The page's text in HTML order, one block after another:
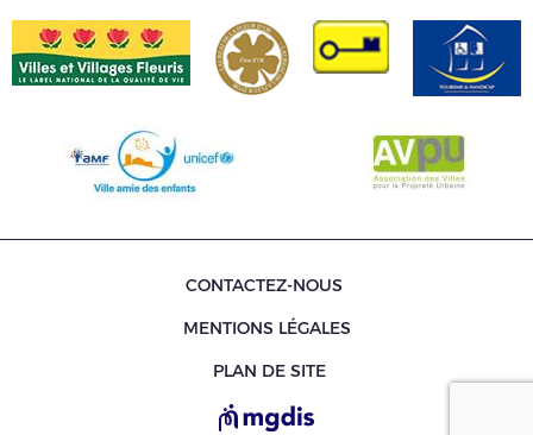
CONTACTEZ-NOUS
MENTIONS LÉGALES
PLAN DE SITE